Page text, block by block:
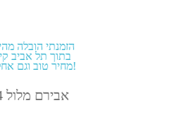
הזמנתי הובלה
בתוך תל אביב
מחיר טוב וגם אחלה שירות!
אבירם מלול 4.9.24